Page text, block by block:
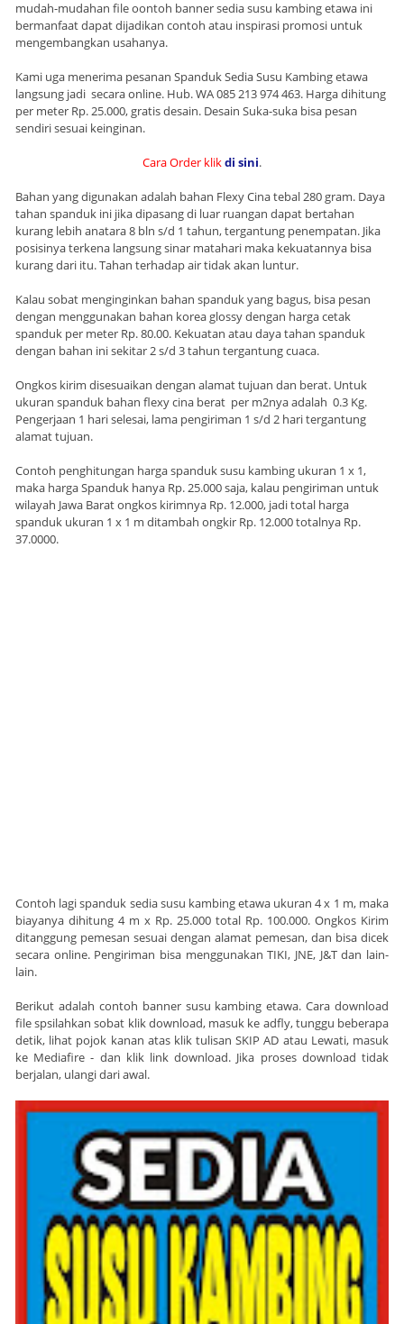
mudah-mudahan file oontoh banner sedia susu kambing etawa ini
bermanfaat dapat dijadikan contoh atau inspirasi promosi untuk
mengembangkan usahanya.
Kami uga menerima pesanan Spanduk Sedia Susu Kambing etawa
langsung jadi secara online. Hub. WA 085 213 974 463. Harga dihitung
per meter Rp. 25.000, gratis desain. Desain Suka-suka bisa pesan
sendiri sesuai keinginan.
Cara Order klikdi sini.
Bahan yang digunakan adalah bahan Flexy Cina tebal 280 gram. Daya
tahan spanduk ini jika dipasang di luar ruangan dapat bertahan
kurang lebih anatara 8 bln s/d 1 tahun, tergantung penempatan. Jika
posisinya terkena langsung sinar matahari maka kekuatannya bisa
kurang dari itu. Tahan terhadap air tidak akan luntur.
Kalau sobat menginginkan bahan spanduk yang bagus, bisa pesan
dengan menggunakan bahan korea glossy dengan harga cetak
spanduk per meter Rp. 80.00. Kekuatan atau daya tahan spanduk
dengan bahan ini sekitar 2 s/d 3 tahun tergantung cuaca.
Ongkos kirim disesuaikan dengan alamat tujuan dan berat. Untuk
ukuran spanduk bahan flexy cina berat per m2nya adalah 0.3 Kg.
Pengerjaan 1 hari selesai, lama pengiriman 1 s/d 2 hari tergantung
alamat tujuan.
Contoh penghitungan harga spanduk susu kambing ukuran 1 x 1,
maka harga Spanduk hanya Rp. 25.000 saja, kalau pengiriman untuk
wilayah Jawa Barat ongkos kirimnya Rp. 12.000, jadi total harga
spanduk ukuran 1 x 1 m ditambah ongkir Rp. 12.000 totalnya Rp.
37.0000.
Contoh lagi spanduk sedia susu kambing etawa ukuran 4 x 1 m, maka
biayanya dihitung 4 m x Rp. 25.000 total Rp. 100.000. Ongkos Kirim
ditanggung pemesan sesuai dengan alamat pemesan, dan bisa dicek
secara online. Pengiriman bisa menggunakan TIKI, JNE, J&T dan lain-
lain.
Berikut adalah contoh banner susu kambing etawa. Cara download
file spsilahkan sobat klik download, masuk ke adfly, tunggu beberapa
detik, lihat pojok kanan atas klik tulisan SKIP AD atau Lewati, masuk
ke Mediafire - dan klik link download. Jika proses download tidak
berjalan, ulangi dari awal.